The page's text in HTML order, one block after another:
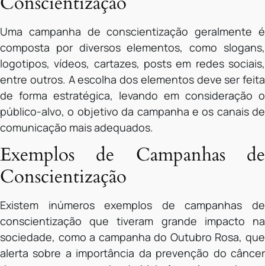
Uma campanha de conscientização geralmente é
composta por diversos elementos, como slogans,
logotipos, vídeos, cartazes, posts em redes sociais,
entre outros. A escolha dos elementos deve ser feita
de forma estratégica, levando em consideração o
público-alvo, o objetivo da campanha e os canais de
comunicação mais adequados.
Exemplos de Campanhas de
Conscientização
Existem inúmeros exemplos de campanhas de
conscientização que tiveram grande impacto na
sociedade, como a campanha do Outubro Rosa, que
alerta sobre a importância da prevenção do câncer